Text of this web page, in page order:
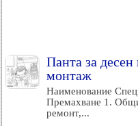
Панта за
монтаж
Наименование
Премахване 1.
ремонт,...